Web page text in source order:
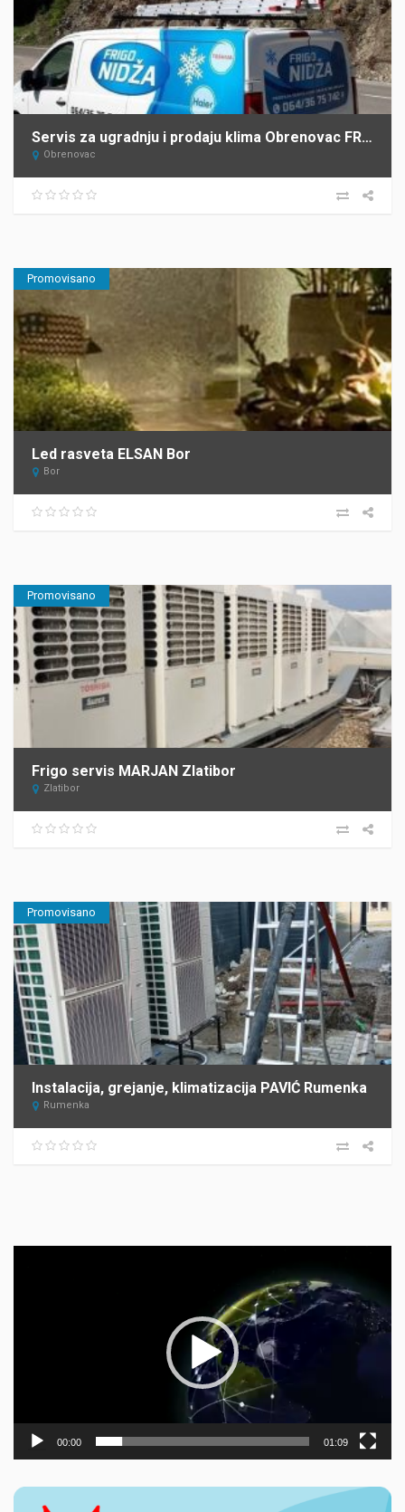
Servis za ugradnju i prodaju klima Obrenovac FRIGO NIDŽA
Obrenovac
Promovisano
Led rasveta ELSAN Bor
Bor
Promovisano
Frigo servis MARJAN Zlatibor
Zlatibor
Promovisano
Instalacija, grejanje, klimatizacija PAVIĆ Rumenka
Rumenka
00:00 01:09